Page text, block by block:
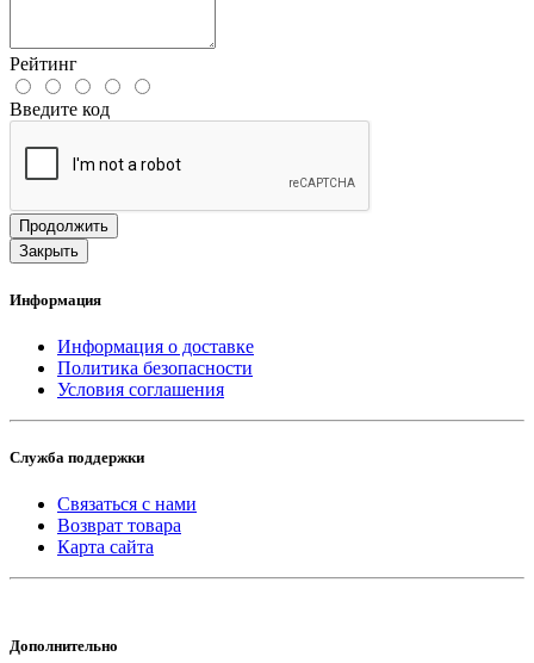
Рейтинг
Введите код
Продолжить
Закрыть
Информация
Информация о доставке
Политика безопасности
Условия соглашения
Служба поддержки
Связаться с нами
Возврат товара
Карта сайта
Дополнительно